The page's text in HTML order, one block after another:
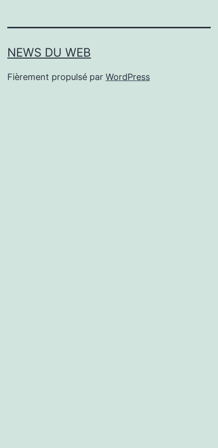
NEWS DU WEB
Fièrement propulsé par WordPress